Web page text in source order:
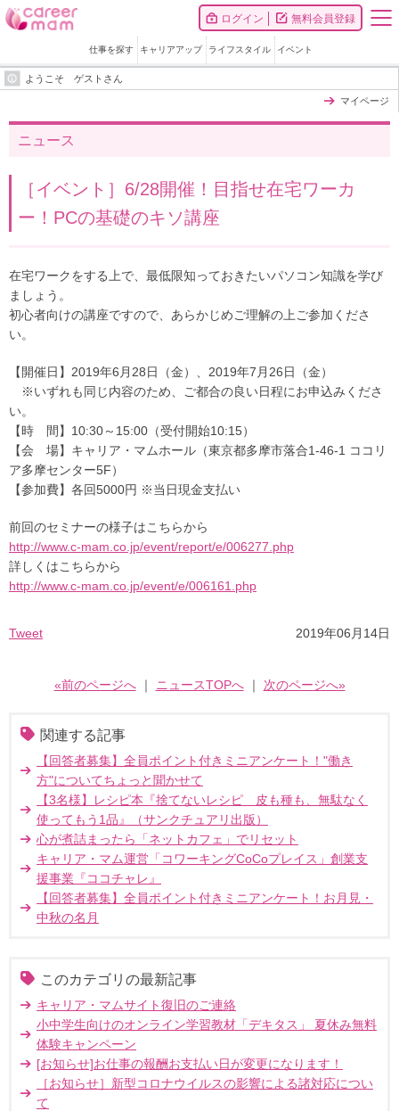
ログイン 無料会員登録
仕事を探す キャリアアップ ライフスタイル イベント
ようこそ ゲストさん
マイページ
ニュース
［イベント］6/28開催！目指せ在宅ワーカ
ー！PCの基礎のキソ講座
在宅ワークをする上で、最低限知っておきたいパソコン知識を学び
ましょう。
初心者向けの講座ですので、あらかじめご理解の上ご参加くださ
い。
【開催日】2019年6月28日（金）、2019年7月26日（金）
※いずれも同じ内容のため、ご都合の良い日程にお申込みくださ
い。
【時 間】10:30～15:00（受付開始10:15）
【会 場】キャリア・マムホール（東京都多摩市落合1-46-1 ココリ
ア多摩センター5F）
【参加費】各回5000円 ※当日現金支払い
前回のセミナーの様子はこちらから
http://www.c-mam.co.jp/event/report/e/006277.php
詳しくはこちらから
http://www.c-mam.co.jp/event/e/006161.php
Tweet 2019年06月14日
«前のページへ｜ ニュースTOPへ｜ 次のページへ»
関連する記事
【回答者募集】全員ポイント付きミニアンケート！"働き
方"についてちょっと聞かせて
【3名様】レシピ本『捨てないレシピ 皮も種も、無駄なく
使ってもう1品』（サンクチュアリ出版）
心が煮詰まったら「ネットカフェ」でリセット
キャリア・マム運営「コワーキングCoCoプレイス」創業支
援事業『ココチャレ』
【回答者募集】全員ポイント付きミニアンケート！お月見・
中秋の名月
このカテゴリの最新記事
キャリア・マムサイト復旧のご連絡
小中学生向けのオンライン学習教材「デキタス」 夏休み無料
体験キャンペーン
[お知らせ]お仕事の報酬お支払い日が変更になります！
［お知らせ］新型コロナウイルスの影響による諸対応につい
て